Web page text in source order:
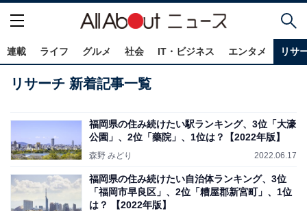
連載 ライフ グルメ 社会 IT・ビジネス エンタメ リサ
リサーチ 新着記事一覧
福岡県の住み続けたい駅ランキング、3位「大濠
公園」、2位「藥院」、1位は？【2022年版】
森野 みどり 2022.06.17
福岡県の住み続けたい自治体ランキング、3位
「福岡市早良区」、2位「糟屋郡新宮町」、1位
は？ 【2022年版】